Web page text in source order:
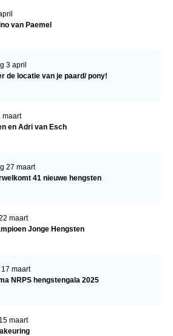
van Paemel
3 april
de locatie van je paard/ pony!
maart
en Adri van Esch
27 maart
41 nieuwe hengsten
maart
Jonge Hengsten
maart
NRPS hengstengala 2025
maart